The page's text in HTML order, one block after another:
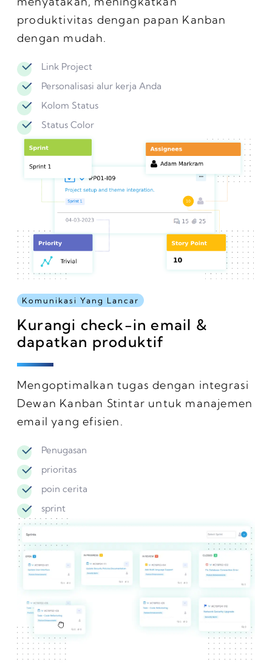
produktivitas dengan papan Kanban
dengan mudah.
Link Project
Personalisasi alur kerja Anda
Kolom Status
Status Color
Komunikasi Yang Lancar
Kurangi check-in email &
dapatkan produktif
Mengoptimalkan tugas dengan integrasi
Dewan Kanban Stintar untuk manajemen
email yang efisien.
Penugasan
prioritas
poin cerita
sprint